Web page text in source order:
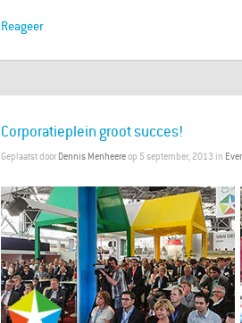
Reageer
Corporatieplein groot succes!
Geplaatst door Dennis Menheereop 5 september, 2013 in